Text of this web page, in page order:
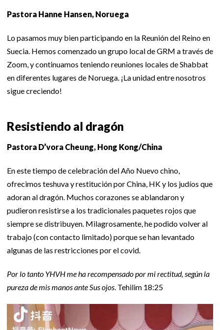
Pastora Hanne Hansen, Noruega
Lo pasamos muy bien participando en la Reunión del Reino en
Suecia. Hemos comenzado un grupo local de GRM a través de
Zoom, y continuamos teniendo reuniones locales de Shabbat
en diferentes lugares de Noruega. ¡La unidad entre nosotros
sigue creciendo!
Resistiendo al dragón
Pastora D’vora Cheung, Hong Kong/China
En este tiempo de celebración del Año Nuevo chino,
ofrecimos teshuva y restitución por China, HK y los judíos que
adoran al dragón. Muchos corazones se ablandaron y
pudieron resistirse a los tradicionales paquetes rojos que
siempre se distribuyen. Milagrosamente, he podido volver al
trabajo (con contacto limitado) porque se han levantado
algunas de las restricciones por el covid.
Por lo tanto YHVH me ha recompensado por mi rectitud, según la
pureza de mis manos ante Sus ojos. Tehilim 18:25